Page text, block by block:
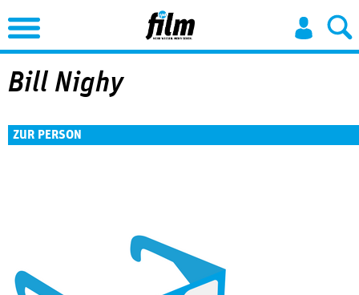
Jump to Navigation
Bill Nighy
ZUR PERSON